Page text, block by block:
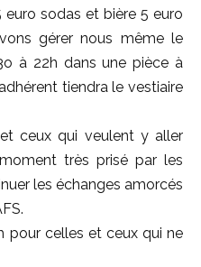
sodas et bière 5 euro
gérer nous même le
à 22h dans une pièce à
tiendra le vestiaire
ceux qui veulent y aller
très prisé par les
les échanges amorcés
pour celles et ceux qui ne